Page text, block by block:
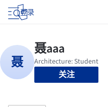
登录
关注